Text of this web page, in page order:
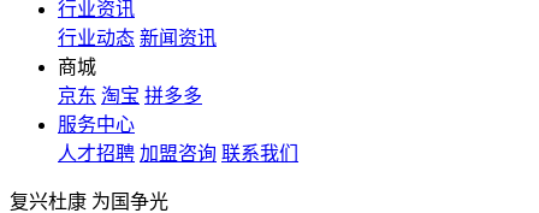
行业资讯
行业动态 新闻资讯
商城
京东 淘宝 拼多多
服务中心
人才招聘 加盟咨询 联系我们
复兴杜康 为国争光